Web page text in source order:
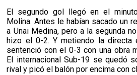
El segundo gol llegó en el
Molina. Antes le habían sacado un
a Unai Medina, pero a la segunda
hizo el 0-2. Y metiendo la directa
sentenció con el 0-3 con una obra
El internacional Sub-19 se quedó
rival y picó el balón por encima con